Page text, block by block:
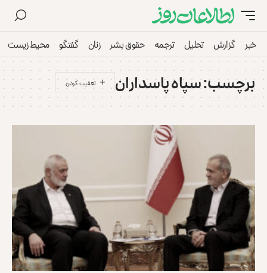
خبر گزارش تحلیل ترجمه حقوق بشر زنان گفتگو محیط زیست
برچسب:سپاه پاسداران